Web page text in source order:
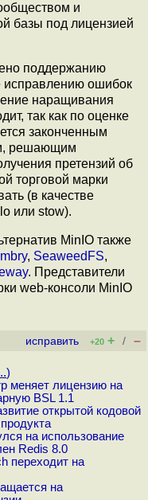
и
базы под лицензией
поддержанию
исправлению ошибок
наращивания
так как по оценке
законченным
решающим
претензий об
торговой марки
(в качестве
или stow).
MinIO также
, SeaweedFS,
. Представители
web-консоли MinIO
исправить +20 + / –
)
меняет лицензию на
BSL 1.1
открытой кодовой
на использование
Redis 8.0
переходит на
на